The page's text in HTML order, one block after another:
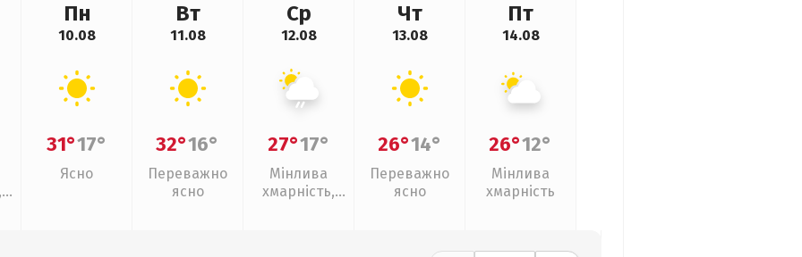
Пн
10.08
31°17°
Ясно
Вт
11.08
32°16°
Переважно
ясно
Ср
12.08
27°17°
Мінлива
хмарність,
Чт
13.08
26°14°
Переважно
ясно
Пт
14.08
26°12°
Мінлива
хмарність